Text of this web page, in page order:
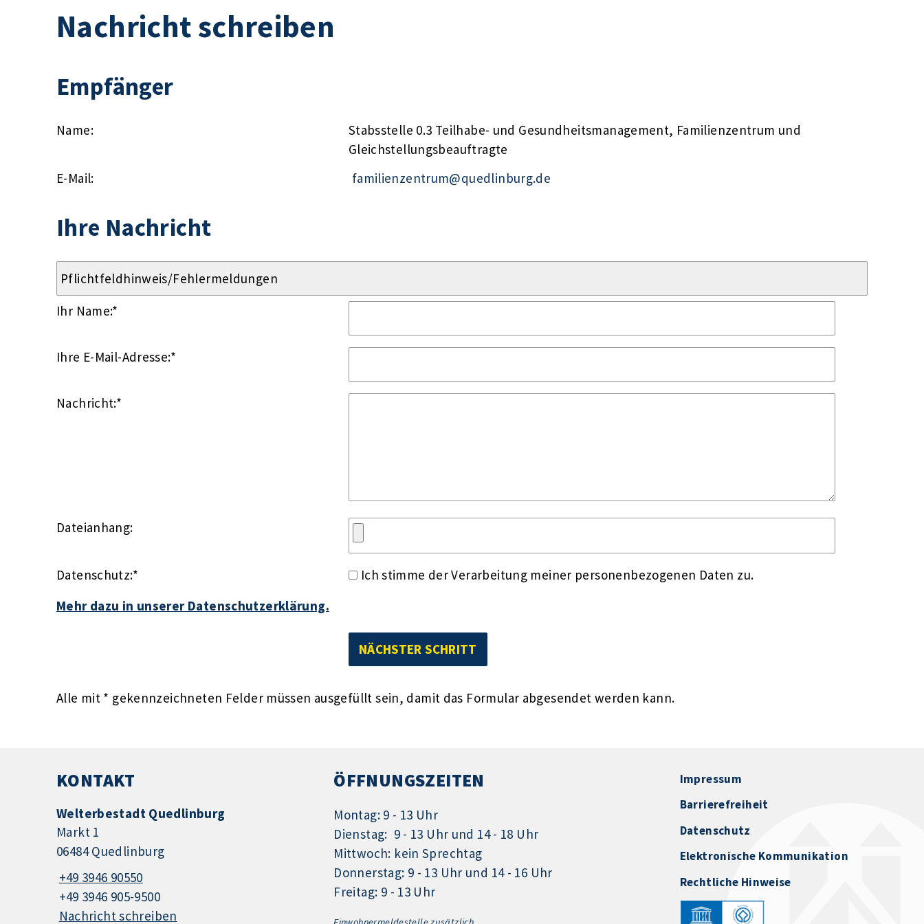
Nachricht schreiben
Empfänger
Name:
Stabsstelle 0.3 Teilhabe- und Gesundheitsmanagement, Familienzentrum und
Gleichstellungsbeauftragte
E-Mail:
familienzentrum@quedlinburg.de
Ihre Nachricht
Ihr Name:*
Ihre E-Mail-Adresse:*
Nachricht:*
Dateianhang:
Datenschutz:*
Ich stimme der Verarbeitung meiner personenbezogenen Daten zu.
Mehr dazu in unserer Datenschutzerklärung.
Alle mit * gekennzeichneten Felder müssen ausgefüllt sein, damit das Formular abgesendet werden kann.
KONTAKT
Welterbestadt Quedlinburg
Markt 1
06484 Quedlinburg
+49 3946 90550
+49 3946 905-9500
Nachricht schreiben
ÖFFNUNGSZEITEN
Montag: 9 - 13 Uhr
Dienstag: 9 - 13 Uhr und 14 - 18 Uhr
Mittwoch: kein Sprechtag
Donnerstag: 9 - 13 Uhr und 14 - 16 Uhr
Freitag: 9 - 13 Uhr
Impressum
Barrierefreiheit
Datenschutz
Elektronische Kommunikation
Rechtliche Hinweise